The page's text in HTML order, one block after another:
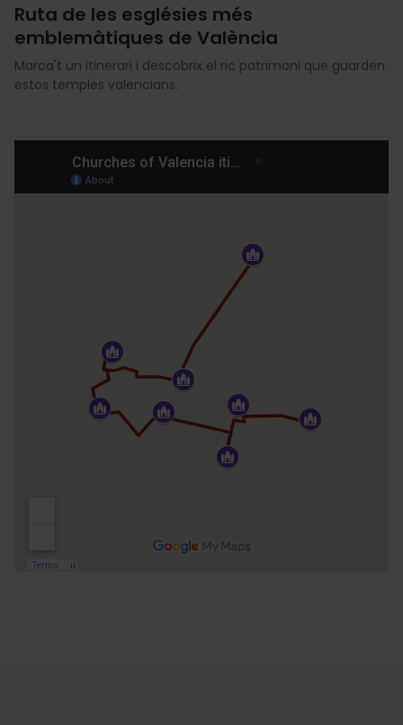
Ruta de les esglésies més
emblemàtiques de València
Marca't un itinerari i descobrix el ric patrimoni que guarden
estos temples valencians.